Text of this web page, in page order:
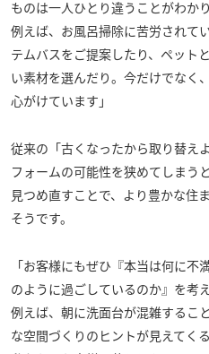
ものは一人ひとり違うことがわかり
例えば、お風呂掃除に苦労されて
テムバスをご提案したり、ペット
い素材を選んだり。今だけでなく
心がけています」
従来の「古くなったから取り替え
フォームの可能性を狭めてしまう
見つめ直すことで、より豊かな住
そうです。
「お客様にもぜひ『本当は何に
のように過ごしているのか』を考
例えば、朝に洗面台が混雑するこ
な空間づくりのヒントが見えてく